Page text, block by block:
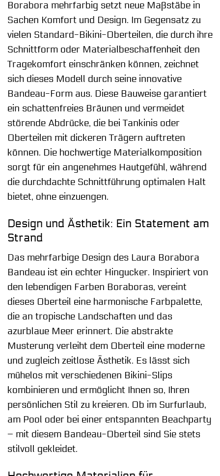
Borabora mehrfarbig setzt neue Maßstäbe in
Sachen Komfort und Design. Im Gegensatz zu
vielen Standard-Bikini-Oberteilen, die durch ihre
Schnittform oder Materialbeschaffenheit den
Tragekomfort einschränken können, zeichnet
sich dieses Modell durch seine innovative
Bandeau-Form aus. Diese Bauweise garantiert
ein schattenfreies Bräunen und vermeidet
störende Abdrücke, die bei Tankinis oder
Oberteilen mit dickeren Trägern auftreten
können. Die hochwertige Materialkomposition
sorgt für ein angenehmes Hautgefühl, während
die durchdachte Schnittführung optimalen Halt
bietet, ohne einzuengen.
Design und Ästhetik: Ein Statement am
Strand
Das mehrfarbige Design des Laura Borabora
Bandeau ist ein echter Hingucker. Inspiriert von
den lebendigen Farben Boraboras, vereint
dieses Oberteil eine harmonische Farbpalette,
die an tropische Landschaften und das
azurblaue Meer erinnert. Die abstrakte
Musterung verleiht dem Oberteil eine moderne
und zugleich zeitlose Ästhetik. Es lässt sich
mühelos mit verschiedenen Bikini-Slips
kombinieren und ermöglicht Ihnen so, Ihren
persönlichen Stil zu kreieren. Ob im Surfurlaub,
am Pool oder bei einer entspannten Beachparty
– mit diesem Bandeau-Oberteil sind Sie stets
stilvoll gekleidet.